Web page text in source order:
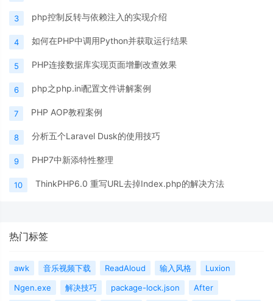
3 php控制反转与依赖注入的实现介绍
4 如何在PHP中调用Python并获取运行结果
5 PHP连接数据库实现页面增删改查效果
6 php之php.ini配置文件讲解案例
7 PHP AOP教程案例
8 分析五个Laravel Dusk的使用技巧
9 PHP7中新添特性整理
10 ThinkPHP6.0 重写URL去掉Index.php的解决方法
热门标签
awk 音乐视频下载 ReadAloud 输入风格
Luxion
Ngen.exe
解决技巧 package-lock.json
After